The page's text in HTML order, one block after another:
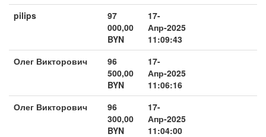
pilips
97
000,00
BYN
17-
Апр-2025
11:09:43
Олег Викторович
96
500,00
BYN
17-
Апр-2025
11:06:16
Олег Викторович
96
300,00
BYN
17-
Апр-2025
11:04:00